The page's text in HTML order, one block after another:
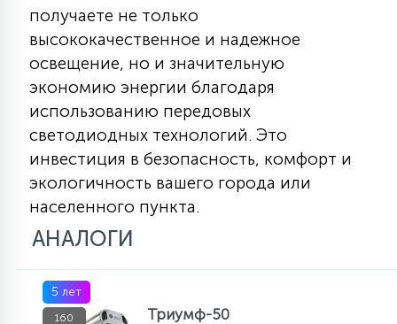
получаете не только
высококачественное и надежное
освещение, но и значительную
экономию энергии благодаря
использованию передовых
светодиодных технологий. Это
инвестиция в безопасность, комфорт и
экологичность вашего города или
населенного пункта.
АНАЛОГИ
5 лет
160
Триумф-50